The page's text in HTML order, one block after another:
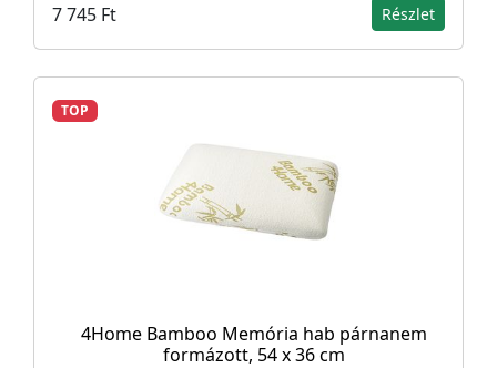
7 745 Ft Részlet
TOP
4Home Bamboo Memória hab párnanem
formázott, 54 x 36 cm